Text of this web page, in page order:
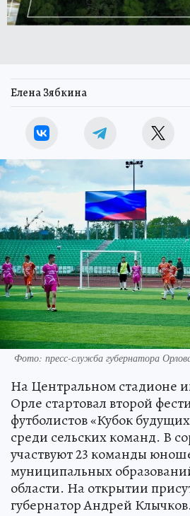
Елена Зябкина
Фото: пресс-служба губернатора
На Центральном стадионе
Орле стартовал второй
футболистов «Кубок
среди сельских команд. В
участвуют 23 команды
муниципальных
области. На открытии
губернатор Андрей Клычков.